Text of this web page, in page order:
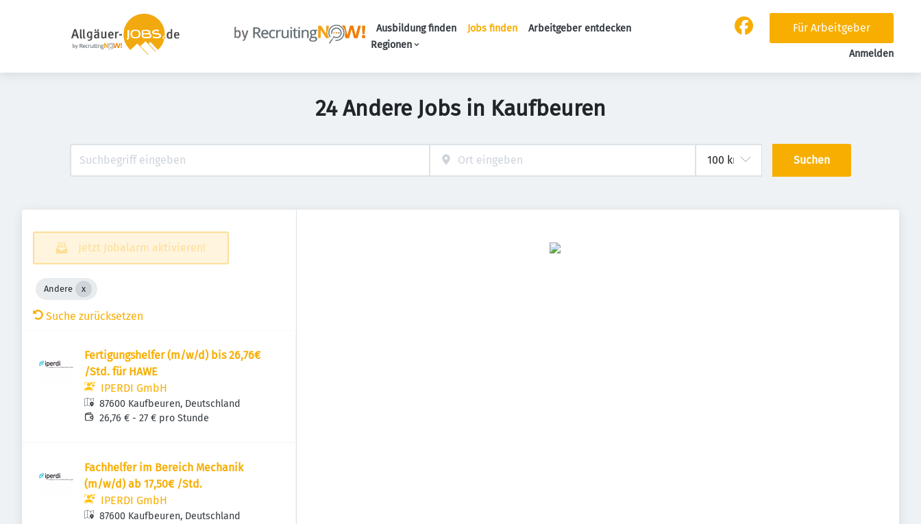
Ausbildung finden Jobs finden
Arbeitgeber entdecken
Regionen
Für Arbeitgeber
Anmelden
24 Andere Jobs in Kaufbeuren
Suchen
Jetzt Jobalarm aktivieren!
Andere
Suche zurücksetzen
Fertigungshelfer (m/w/d) bis 26,76€
/Std. für HAWE
IPERDI GmbH
87600 Kaufbeuren, Deutschland
26,76 € - 27 € pro Stunde
Fachhelfer im Bereich Mechanik
(m/w/d) ab 17,50€ /Std.
IPERDI GmbH
87600 Kaufbeuren, Deutschland